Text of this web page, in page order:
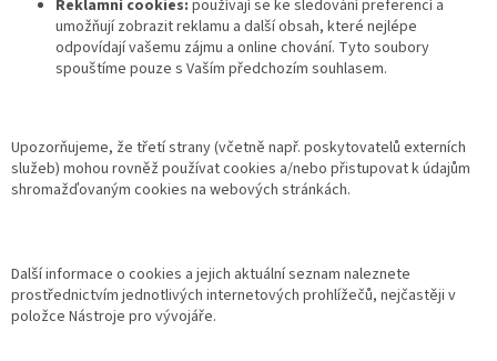
Reklamní cookies: používají se ke sledování preferencí a
umožňují zobrazit reklamu a další obsah, které nejlépe
odpovídají vašemu zájmu a online chování. Tyto soubory
spouštíme pouze s Vaším předchozím souhlasem.
Upozorňujeme, že třetí strany (včetně např. poskytovatelů externích
služeb) mohou rovněž používat cookies a/nebo přistupovat k údajům
shromažďovaným cookies na webových stránkách.
Další informace o cookies a jejich aktuální seznam naleznete
prostřednictvím jednotlivých internetových prohlížečů, nejčastěji v
položce Nástroje pro vývojáře.